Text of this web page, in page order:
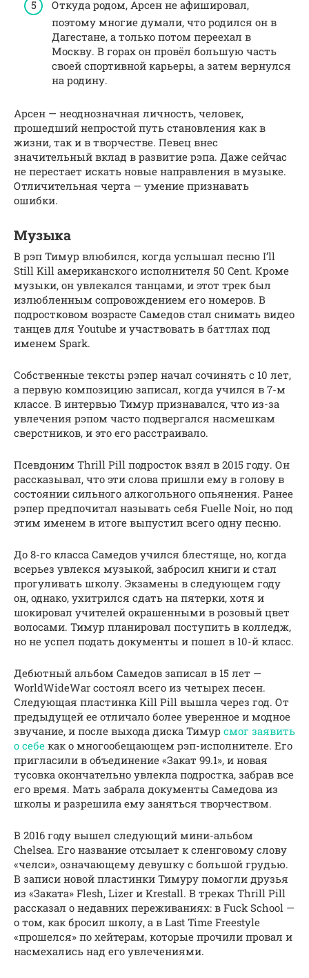
Откуда родом, Арсен не афишировал,
поэтому многие думали, что родился он в
Дагестане, а только потом переехал в
Москву. В горах он провёл большую часть
своей спортивной карьеры, а затем вернулся
на родину.
Арсен — неоднозначная личность, человек,
прошедший непростой путь становления как в
жизни, так и в творчестве. Певец внес
значительный вклад в развитие рэпа. Даже сейчас
не перестает искать новые направления в музыке.
Отличительная черта — умение признавать
ошибки.
Музыка
В рэп Тимур влюбился, когда услышал песню I’ll
Still Kill американского исполнителя 50 Cent. Кроме
музыки, он увлекался танцами, и этот трек был
излюбленным сопровождением его номеров. В
подростковом возрасте Самедов стал снимать видео
танцев для Youtube и участвовать в баттлах под
именем Spark.
Собственные тексты рэпер начал сочинять с 10 лет,
а первую композицию записал, когда учился в 7-м
классе. В интервью Тимур признавался, что из-за
увлечения рэпом часто подвергался насмешкам
сверстников, и это его расстраивало.
Псевдоним Thrill Pill подросток взял в 2015 году. Он
рассказывал, что эти слова пришли ему в голову в
состоянии сильного алкогольного опьянения. Ранее
рэпер предпочитал называть себя Fuelle Noir, но под
этим именем в итоге выпустил всего одну песню.
До 8-го класса Самедов учился блестяще, но, когда
всерьез увлекся музыкой, забросил книги и стал
прогуливать школу. Экзамены в следующем году
он, однако, ухитрился сдать на пятерки, хотя и
шокировал учителей окрашенными в розовый цвет
волосами. Тимур планировал поступить в колледж,
но не успел подать документы и пошел в 10-й класс.
Дебютный альбом Самедов записал в 15 лет —
WorldWideWar состоял всего из четырех песен.
Следующая пластинка Kill Pill вышла через год. От
предыдущей ее отличало более уверенное и модное
звучание, и после выхода диска Тимур смог заявить
о себе как о многообещающем рэп-исполнителе. Его
пригласили в объединение «Закат 99.1», и новая
тусовка окончательно увлекла подростка, забрав все
его время. Мать забрала документы Самедова из
школы и разрешила ему заняться творчеством.
В 2016 году вышел следующий мини-альбом
Chelsea. Его название отсылает к сленговому слову
«челси», означающему девушку с большой грудью.
В записи новой пластинки Тимуру помогли друзья
из «Заката» Flesh, Lizer и Krestall. В треках Thrill Pill
рассказал о недавних переживаниях: в Fuck School —
о том, как бросил школу, а в Last Time Freestyle
«прошелся» по хейтерам, которые прочили провал и
насмехались над его увлечениями.